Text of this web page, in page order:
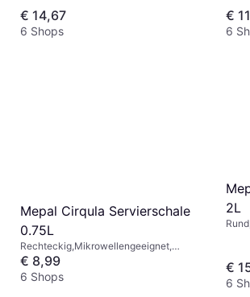
€ 14,67
6 Shops
€
6
Mepal Cirqula Servierschale
0.75L
Rechteckig,Mikrowellengeeignet,
Frostsicher, BPA-frei,
Spülmaschinengeeignet, Auslaufsicher,
Stapelbar, Kunststoff, Melamin, Rot,
€ 8,99
6 Shops
2L
€
6